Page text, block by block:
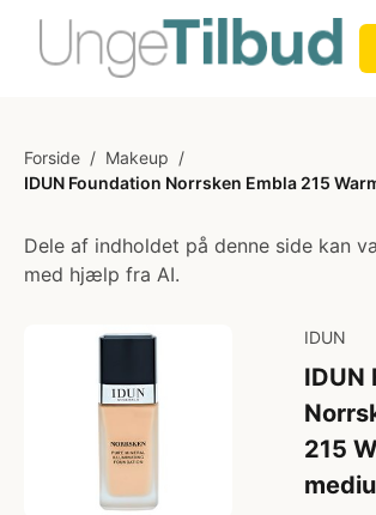
Forside / Makeup /
IDUN Foundation Norrsken Embla 215
Dele af indholdet på denne side kan
med hjælp fra AI.
IDUN
IDUN
215